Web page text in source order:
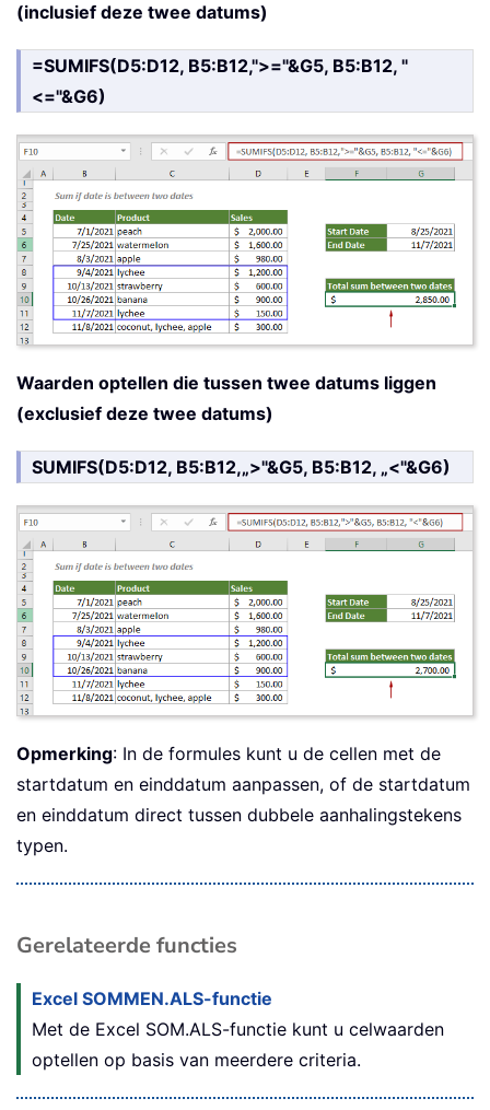
(inclusief deze twee datums)
=SUMIFS(D5:D12, B5:B12,">="&G5, B5:B12, "
<="&G6)
Waarden optellen die tussen twee datums liggen
(exclusief deze twee datums)
SUMIFS(D5:D12, B5:B12,„>"&G5, B5:B12, „<"&G6)
Opmerking: In de formules kunt u de cellen met de
startdatum en einddatum aanpassen, of de startdatum
en einddatum direct tussen dubbele aanhalingstekens
typen.
Gerelateerde functies
Excel SOMMEN.ALS-functie
Met de Excel SOM.ALS-functie kunt u celwaarden
optellen op basis van meerdere criteria.